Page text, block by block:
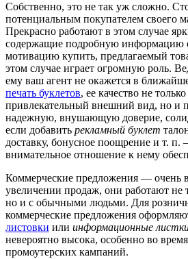
Собственно, это не так уж сложно.
потенциальным покупателем своего
Прекрасно работают в этом случае
содержащие подробную информацию
мотивацию купить, предлагаемый
этом случае играет огромную роль.
ему ваш агент не окажется в
печать буклетов, ее качество не
привлекательный внешний вид, но и
надежную, внушающую доверие,
если добавить рекламный буклет
доставку, бонусное поощрение и т.
внимательное отношение к нему
Коммерческие предложения — очень
увеличении продаж, они работают не
но и с обычными людьми. Для
коммерческие предложения
листовки или информационные
невероятно высока, особенно во
промоутерских кампаний.